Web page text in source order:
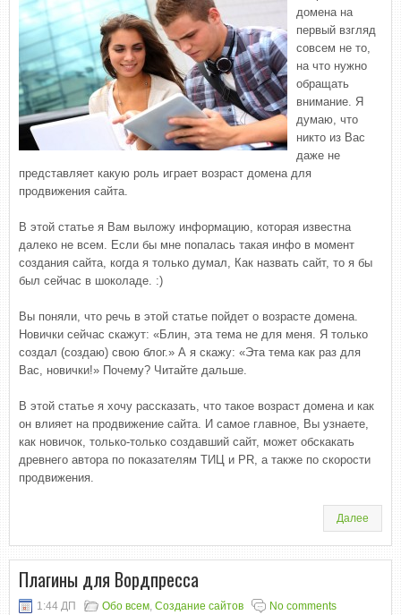
домена на
первый взгляд
совсем не то,
на что нужно
обращать
внимание. Я
думаю, что
никто из Вас
даже не
представляет какую роль играет возраст домена для
продвижения сайта.
В этой статье я Вам выложу информацию, которая известна
далеко не всем. Если бы мне попалась такая инфо в момент
создания сайта, когда я только думал, Как назвать сайт, то я бы
был сейчас в шоколаде. :)
Вы поняли, что речь в этой статье пойдет о возрасте домена.
Новички сейчас скажут: «Блин, эта тема не для меня. Я только
создал (создаю) свою блог.» А я скажу: «Эта тема как раз для
Вас, новички!» Почему? Читайте дальше.
В этой статье я хочу рассказать, что такое возраст домена и как
он влияет на продвижение сайта. И самое главное, Вы узнаете,
как новичок, только-только создавший сайт, может обскакать
древнего автора по показателям ТИЦ и PR, а также по скорости
продвижения.
Далее
Плагины для Вордпресса
1:44 ДП Обо всем, Создание сайтов No comments